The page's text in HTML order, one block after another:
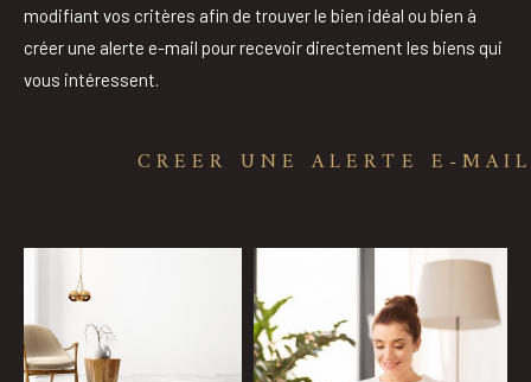
modifiant vos critères afin de trouver le bien idéal ou bien à
créer une alerte e-mail pour recevoir directement les biens qui
vous intéressent.
CREER UNE ALERTE E-
0 1 2 3 4 5
Ville
Affiner les critères